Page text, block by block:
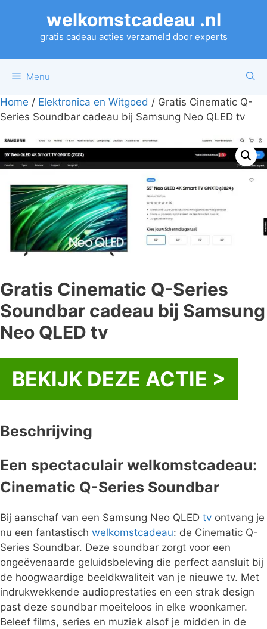
welkomstcadeau .nl
gratis cadeau acties verzameld door experts
Menu
Home / Elektronica en Witgoed / Gratis Cinematic Q-
Series Soundbar cadeau bij Samsung Neo QLED tv
Gratis Cinematic Q-Series
Soundbar cadeau bij Samsung
Neo QLED tv
BEKIJK DEZE ACTIE >
Beschrijving
Een spectaculair welkomstcadeau:
Cinematic Q-Series Soundbar
Bij aanschaf van een Samsung Neo QLED tv ontvang je
nu een fantastisch welkomstcadeau: de Cinematic Q-
Series Soundbar. Deze soundbar zorgt voor een
ongeëvenaarde geluidsbeleving die perfect aansluit bij
de hoogwaardige beeldkwaliteit van je nieuwe tv. Met
indrukwekkende audioprestaties en een strak design
past deze soundbar moeiteloos in elke woonkamer.
Beleef films, series en muziek alsof je midden in de